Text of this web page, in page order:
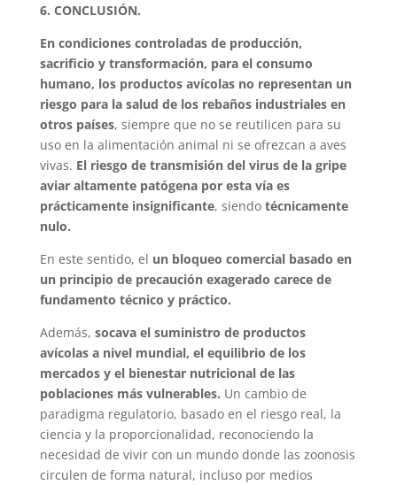
6. CONCLUSIÓN.
En condiciones controladas de producción,
sacrificio y transformación, para el consumo
humano, los productos avícolas no representan un
riesgo para la salud de los rebaños industriales en
otros países, siempre que no se reutilicen para su
uso en la alimentación animal ni se ofrezcan a aves
vivas. El riesgo de transmisión del virus de la gripe
aviar altamente patógena por esta vía es
prácticamente insignificante, siendo técnicamente
nulo.
En este sentido, el un bloqueo comercial basado en
un principio de precaución exagerado carece de
fundamento técnico y práctico.
Además, socava el suministro de productos
avícolas a nivel mundial, el equilibrio de los
mercados y el bienestar nutricional de las
poblaciones más vulnerables. Un cambio de
paradigma regulatorio, basado en el riesgo real, la
ciencia y la proporcionalidad, reconociendo la
necesidad de vivir con un mundo donde las zoonosis
circulen de forma natural, incluso por medios